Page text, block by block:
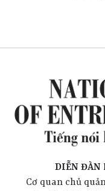
DIỄN ĐÀN
Cơ quan chủ